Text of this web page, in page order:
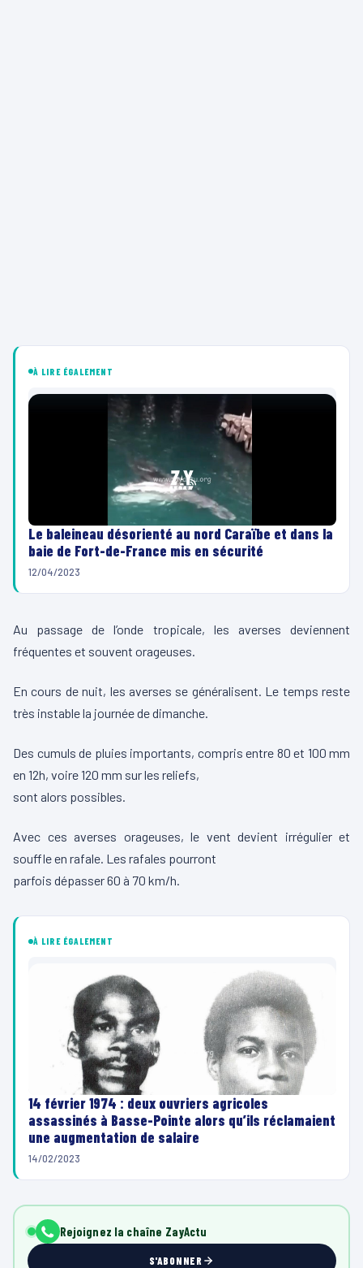
À LIRE ÉGALEMENT
Le baleineau désorienté au nord Caraïbe et dans la
baie de Fort-de-France mis en sécurité
12/04/2023
Au passage de l’onde tropicale, les averses deviennent
fréquentes et souvent orageuses.
En cours de nuit, les averses se généralisent. Le temps reste
très instable la journée de dimanche.
Des cumuls de pluies importants, compris entre 80 et 100 mm
en 12h, voire 120 mm sur les reliefs,
sont alors possibles.
Avec ces averses orageuses, le vent devient irrégulier et
souffle en rafale. Les rafales pourront
parfois dépasser 60 à 70 km/h.
À LIRE ÉGALEMENT
14 février 1974 : deux ouvriers agricoles
assassinés à Basse-Pointe alors qu’ils réclamaient
une augmentation de salaire
14/02/2023
Rejoignez la chaîne ZayActu
S'ABONNER